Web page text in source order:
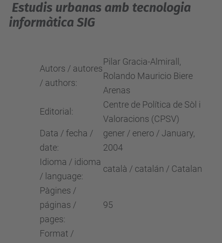
Estudis urbanas amb tecnologia
informàtica SIG
Autors / autores
/ authors:
Pilar Gracia-Almirall,
Rolando Mauricio Biere
Arenas
Editorial:
Centre de Política de Sòl i
Valoracions (CPSV)
Data / fecha /
date:
gener / enero / January,
2004
Idioma / idioma
/ language:
català / catalán / Catalan
Pàgines /
páginas /
pages:
95
Format /